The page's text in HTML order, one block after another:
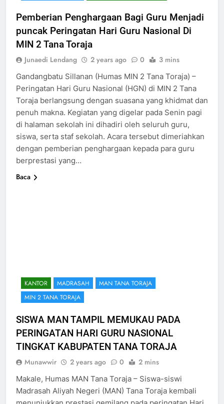
Pemberian Penghargaan Bagi Guru Menjadi
puncak Peringatan Hari Guru Nasional Di
MIN 2 Tana Toraja
Junaedi Lendang 2 years ago 0 3 mins
Gandangbatu Sillanan (Humas MIN 2 Tana Toraja) –
Peringatan Hari Guru Nasional (HGN) di MIN 2 Tana
Toraja berlangsung dengan suasana yang khidmat dan
penuh makna. Kegiatan yang digelar pada Senin pagi
di halaman sekolah ini dihadiri oleh seluruh guru,
siswa, serta staf sekolah. Acara tersebut dimeriahkan
dengan pemberian penghargaan kepada para guru
berprestasi yang…
Baca
KANTOR MADRASAH
MAN TANA TORAJA
MIN 2 TANA TORAJA
SISWA MAN TAMPIL MEMUKAU PADA
PERINGATAN HARI GURU NASIONAL
TINGKAT KABUPATEN TANA TORAJA
Munawwir 2 years ago 0 2 mins
Makale, Humas MAN Tana Toraja – Siswa-siswi
Madrasah Aliyah Negeri (MAN) Tana Toraja kembali